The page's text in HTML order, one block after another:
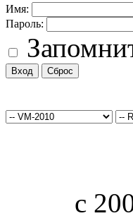
Имя:
Пароль:
c